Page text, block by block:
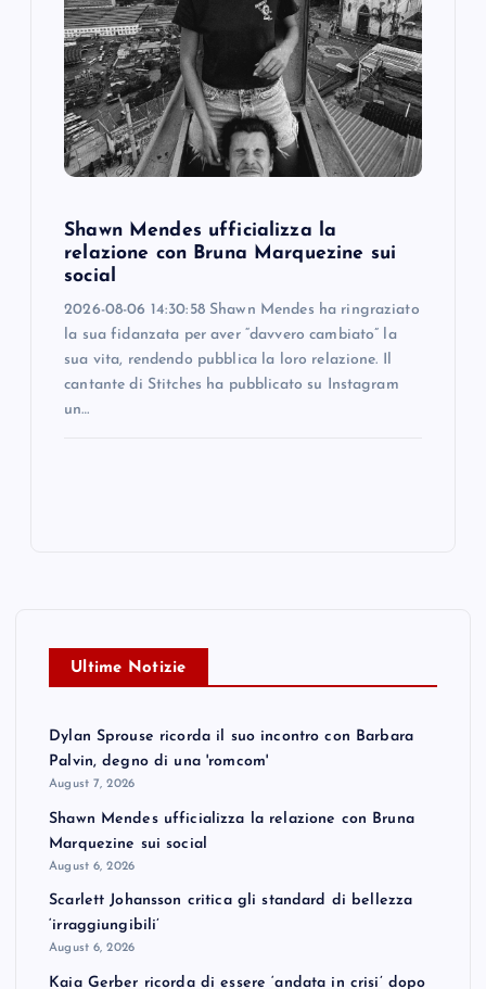
Shawn Mendes ufficializza la
relazione con Bruna Marquezine sui
social
2026-08-06 14:30:58 Shawn Mendes ha ringraziato
la sua fidanzata per aver “davvero cambiato” la
sua vita, rendendo pubblica la loro relazione. Il
cantante di Stitches ha pubblicato su Instagram
un…
Ultime Notizie
Dylan Sprouse ricorda il suo incontro con Barbara
Palvin, degno di una 'romcom'
August 7, 2026
Shawn Mendes ufficializza la relazione con Bruna
Marquezine sui social
August 6, 2026
Scarlett Johansson critica gli standard di bellezza
‘irraggiungibili’
August 6, 2026
Kaia Gerber ricorda di essere ‘andata in crisi’ dopo